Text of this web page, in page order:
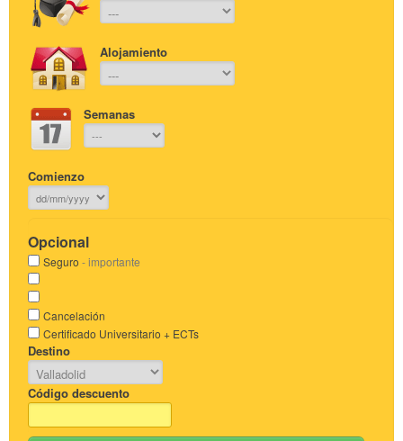
Alojamiento
Semanas
Comienzo
Opcional
Seguro - importante
Cancelación
Certificado Universitario + ECTs
Destino
Código descuento